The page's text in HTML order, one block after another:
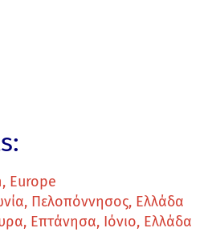
Europe
Πελοπόννησος, Ελλάδα
Επτάνησα, Ιόνιο, Ελλάδα